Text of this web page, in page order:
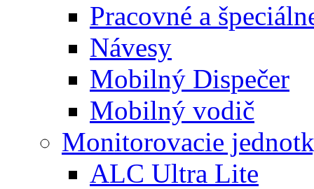
Pracovné a
Návesy
Mobilný Dispečer
Mobilný vodič
Monitorovacie
ALC Ultra Lite